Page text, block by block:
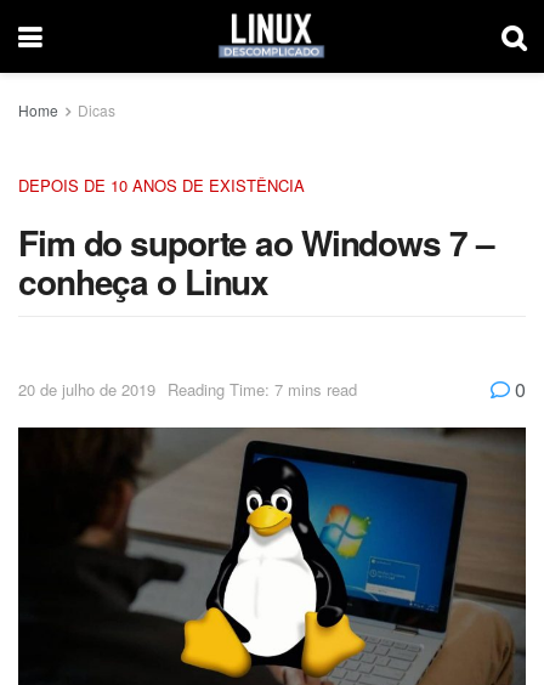
Home Dicas
DEPOIS DE 10 ANOS DE EXISTÊNCIA
Fim do suporte ao Windows 7 –
conheça o Linux
20 de julho de 2019 Reading Time: 7 mins read 0